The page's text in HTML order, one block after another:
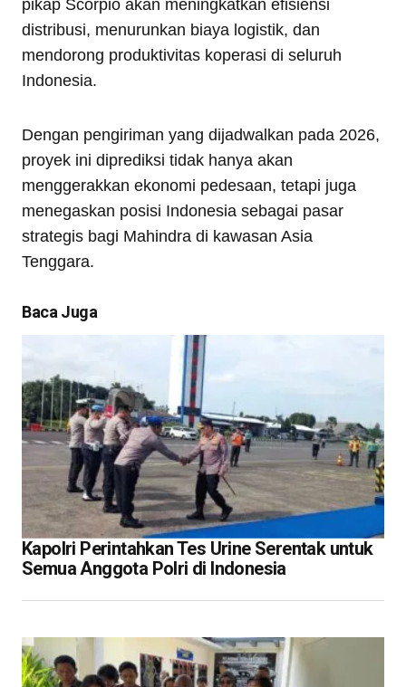
pikap Scorpio akan meningkatkan efisiensi
distribusi, menurunkan biaya logistik, dan
mendorong produktivitas koperasi di seluruh
Indonesia.
Dengan pengiriman yang dijadwalkan pada 2026,
proyek ini diprediksi tidak hanya akan
menggerakkan ekonomi pedesaan, tetapi juga
menegaskan posisi Indonesia sebagai pasar
strategis bagi Mahindra di kawasan Asia
Tenggara.
Baca Juga
Kapolri Perintahkan Tes Urine Serentak untuk
Semua Anggota Polri di Indonesia